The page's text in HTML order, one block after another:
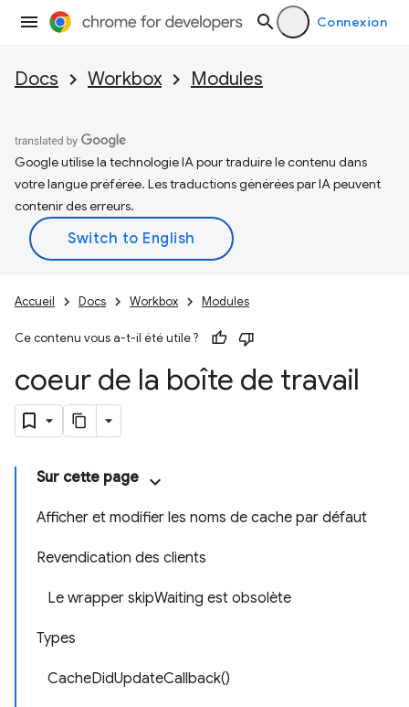
Connexion
Docs Workbox Modules
Google utilise la technologie IA pour traduire le contenu dans
votre langue préférée. Les traductions générées par IA peuvent
contenir des erreurs.
Accueil Docs Workbox Modules
Ce contenu vous a-t-il été utile ?
coeur de la boîte de travail
Sur cette page
Afficher et modifier les noms de cache par défaut
Revendication des clients
Le wrapper skipWaiting est obsolète
Types
CacheDidUpdateCallback()